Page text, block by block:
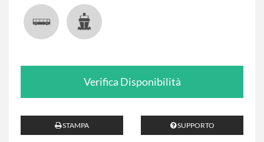
Verifica Disponibilità
STAMPA SUPPORTO